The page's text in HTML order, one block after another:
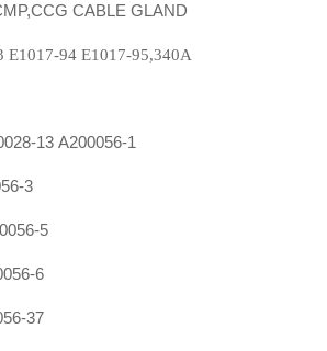
CABLE GLAND
13 A200056-1
3
5
6
37